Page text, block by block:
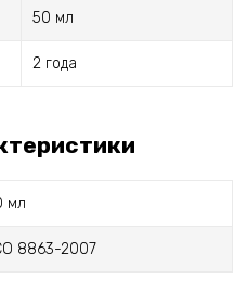
50 мл
2 года
мл
8863-2007